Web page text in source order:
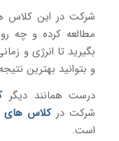
شرکت در این کلاس
مطالعه کرده و چه
بگیرید تا انرژی و
و بتوانید بهترین
درست همانند دیگر
شرکت درکلاس های LF
است.